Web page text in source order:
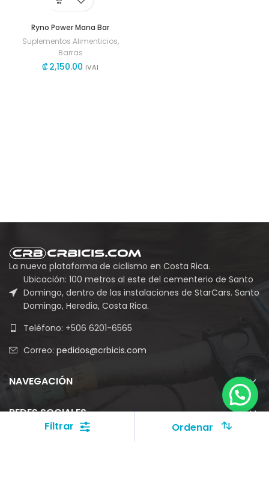
Ryno Power Mana Bar
Suplementos Alimenticios,
Barras
₡2,150.00 IVAI
Filtrar Ordenar
La nueva plataforma de ciclismo en Costa Rica.
Ubicación: 100 metros al este del cementerio de Santo
Domingo, dentro de las instalaciones de StarCars. Santo
Domingo, Heredia, Costa Rica.
Teléfono: +506 6201-6565
Correo: pedidos@crbicis.com
NAVEGACIÓN
REDES SOCIALES